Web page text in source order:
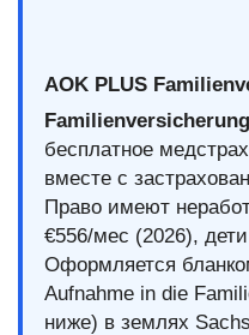
AOK PLUS
бесплатное
вместе с
Право имеют
€556/мес (2026),
Оформляется
Aufnahme in die
ниже) в землях